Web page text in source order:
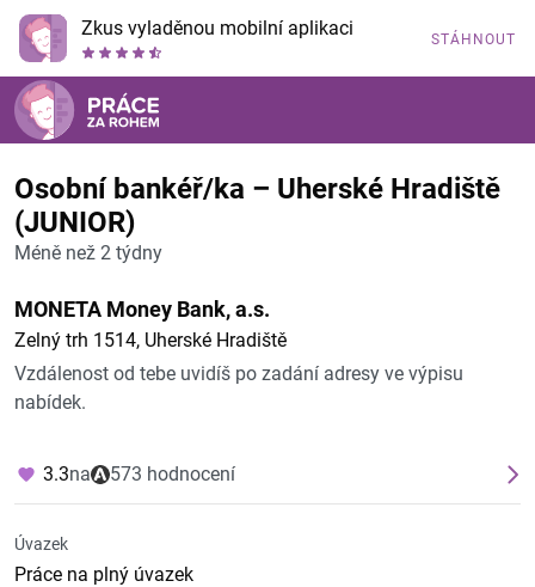
Zkus vyladěnou mobilní aplikaci STÁHNOUT
Osobní bankéř/ka – Uherské Hradiště
(JUNIOR)
Méně než 2 týdny
MONETA Money Bank, a.s.
Zelný trh 1514, Uherské Hradiště
Vzdálenost od tebe uvidíš po zadání adresy ve výpisu
nabídek.
3.3na 573 hodnocení
Úvazek
Práce na plný úvazek